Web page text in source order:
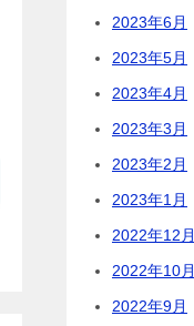
2023年6月
2023年5月
2023年4月
2023年3月
2023年2月
2023年1月
2022年12月
2022年10月
2022年9月